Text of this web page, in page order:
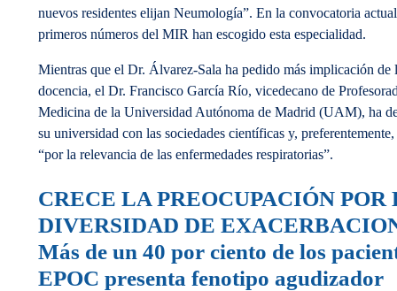
nuevos residentes elijan Neumología”. En la convocatoria
primeros números del MIR han escogido esta especialidad.
Mientras que el Dr. Álvarez-Sala ha pedido más implicación de
docencia, el Dr. Francisco García Río, vicedecano de
Medicina de la Universidad Autónoma de Madrid (UAM), ha
su universidad con las sociedades científicas y,
“por la relevancia de las enfermedades respiratorias”.
CRECE LA PREOCUPACIÓN POR
DIVERSIDAD DE
Más de un 40 por ciento de los
EPOC presenta fenotipo agudizador